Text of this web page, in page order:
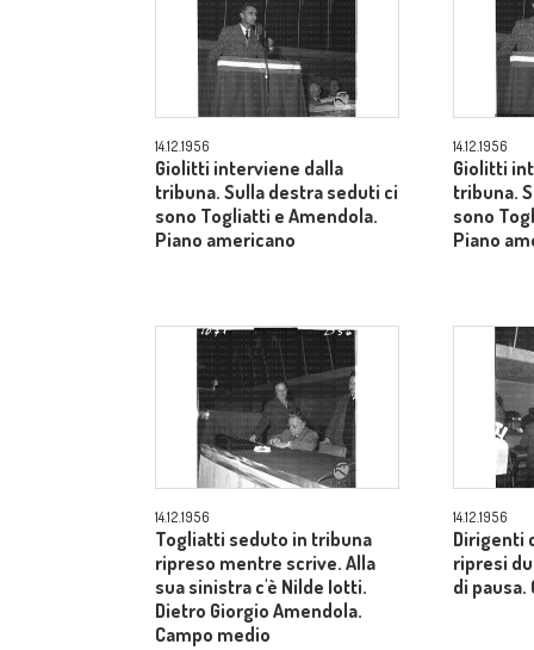
14.12.1956
Giolitti interviene dalla
tribuna. Sulla destra seduti ci
sono Togliatti e Amendola.
Piano americano
14.12.1956
Giolitti
tribuna.
sono
Piano
14.12.1956
Togliatti seduto in tribuna
ripreso mentre scrive. Alla
sua sinistra c'è Nilde Iotti.
Dietro Giorgio Amendola.
Campo medio
14.12.1956
Dirigenti
ripresi
di pausa.